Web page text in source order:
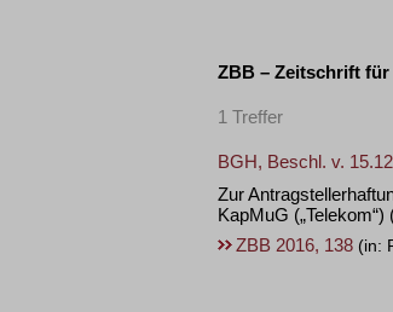
ZBB – Zeitschrift
1 Treffer
BGH, Beschl. v.
Zur
KapMuG („Telekom“)
ZBB 2016, 138 (in: